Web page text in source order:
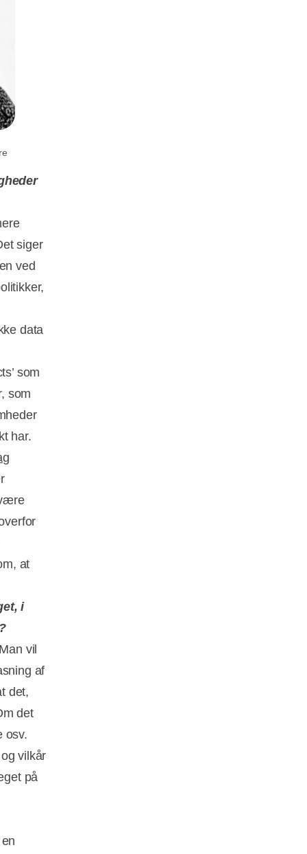
siger
ved
data
som
som
har.
at
i
vil
af
det,
det
osv.
vilkår
på